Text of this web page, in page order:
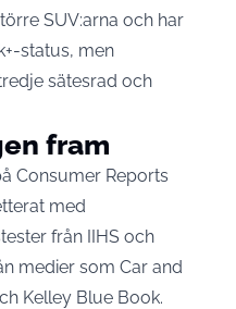
SUV:arna och har
status, men
sätesrad och
fram
Consumer Reports
med
från IIHS och
medier som Car and
Kelley Blue Book.